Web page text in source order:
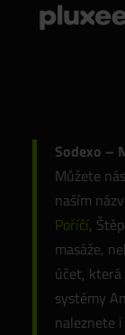
Sodexo –
Můžete
naším
Poříčí,
masáže,
účet, která
systémy
naleznete